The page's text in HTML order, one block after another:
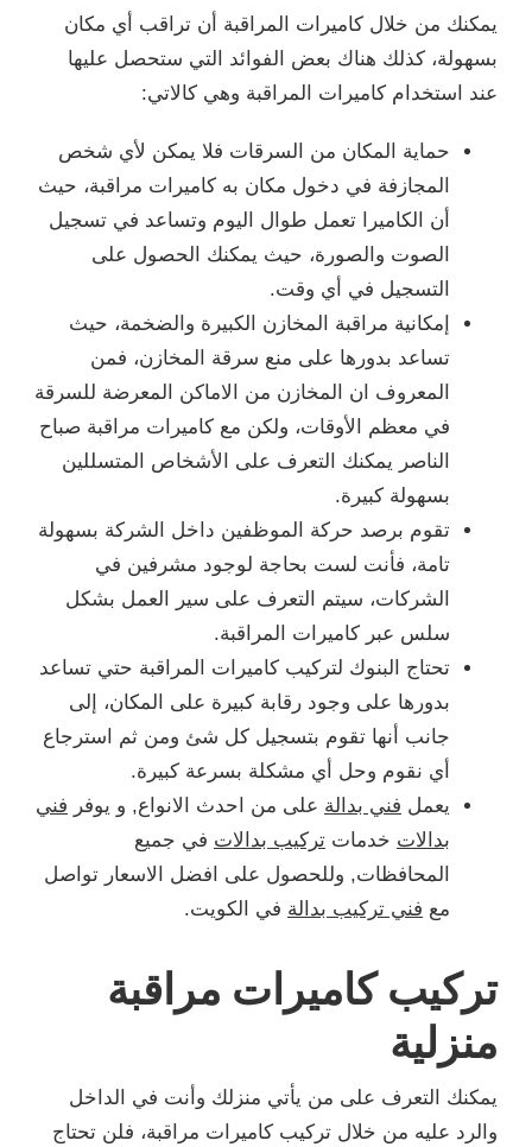
يمكنك من خلال كاميرات المراقبة أن تراقب أي مكان
بسهولة، كذلك هناك بعض الفوائد التي ستحصل عليها
عند استخدام كاميرات المراقبة وهي كالاتي:
حماية المكان من السرقات فلا يمكن لأي شخص
المجازفة في دخول مكان به كاميرات مراقبة، حيث
أن الكاميرا تعمل طوال اليوم وتساعد في تسجيل
الصوت والصورة، حيث يمكنك الحصول على
التسجيل في أي وقت.
إمكانية مراقبة المخازن الكبيرة والضخمة، حيث
تساعد بدورها على منع سرقة المخازن، فمن
المعروف ان المخازن من الاماكن المعرضة للسرقة
في معظم الأوقات، ولكن مع كاميرات مراقبة صباح
الناصر يمكنك التعرف على الأشخاص المتسللين
بسهولة كبيرة.
تقوم برصد حركة الموظفين داخل الشركة بسهولة
تامة، فأنت لست بحاجة لوجود مشرفين في
الشركات، سيتم التعرف على سير العمل بشكل
سلس عبر كاميرات المراقبة.
تحتاج البنوك لتركيب كاميرات المراقبة حتي تساعد
بدورها على وجود رقابة كبيرة على المكان، إلى
جانب أنها تقوم بتسجيل كل شئ ومن ثم استرجاع
أي نقوم وحل أي مشكلة بسرعة كبيرة.
يعمل فني بدالة على من احدث الانواع, و يوفر فني
بدالات خدمات تركيب بدالات في جميع
المحافظات, وللحصول على افضل الاسعار تواصل
مع فني تركيب بدالة في الكويت.
تركيب كاميرات مراقبة
منزلية
يمكنك التعرف على من يأتي منزلك وأنت في الداخل
والرد عليه من خلال تركيب كاميرات مراقبة، فلن تحتاج